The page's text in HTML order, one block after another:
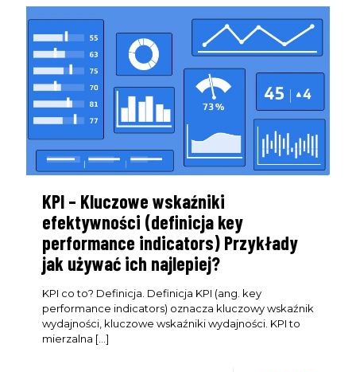
KPI – Kluczowe wskaźniki
efektywności (definicja key
performance indicators) Przykłady
jak używać ich najlepiej?
KPI co to? Definicja. Definicja KPI (ang. key
performance indicators) oznacza kluczowy wskaźnik
wydajności, kluczowe wskaźniki wydajności. KPI to
mierzalna […]